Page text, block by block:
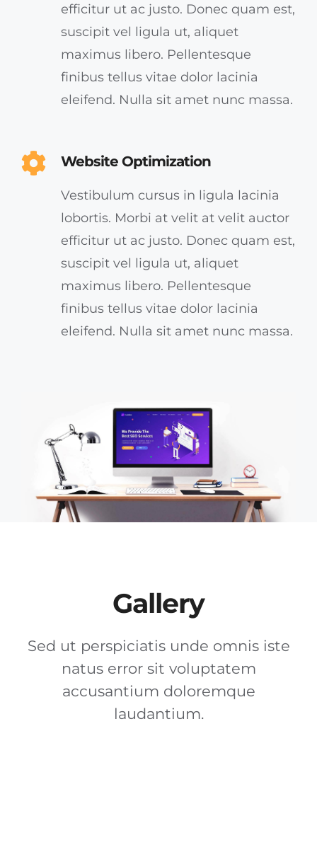
efficitur ut ac justo. Donec quam est,
suscipit vel ligula ut, aliquet
maximus libero. Pellentesque
finibus tellus vitae dolor lacinia
eleifend. Nulla sit amet nunc massa.
Website Optimization
Vestibulum cursus in ligula lacinia
lobortis. Morbi at velit at velit auctor
efficitur ut ac justo. Donec quam est,
suscipit vel ligula ut, aliquet
maximus libero. Pellentesque
finibus tellus vitae dolor lacinia
eleifend. Nulla sit amet nunc massa.
Gallery
Sed ut perspiciatis unde omnis iste
natus error sit voluptatem
accusantium doloremque
laudantium.